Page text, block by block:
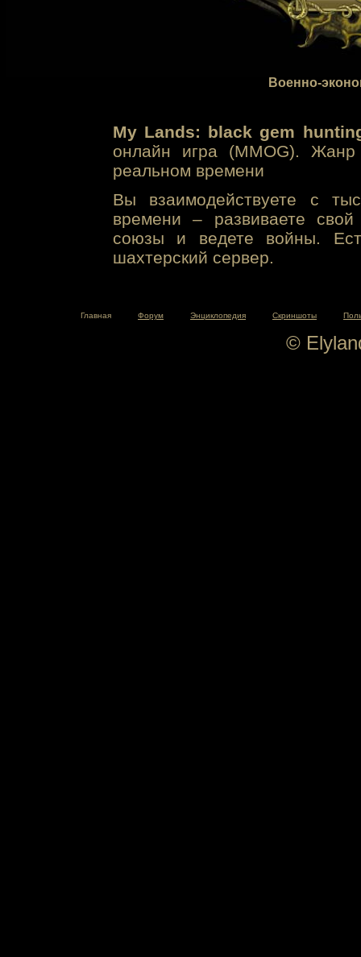
Военно-
My Lands: black gem
онлайн игра (MMOG). Жанр
реальном времени
Вы взаимодействуете с
времени – развиваете свой
союзы и ведете войны.
шахтерский сервер.
Главная Форум Энциклопедия Скриншоты
©